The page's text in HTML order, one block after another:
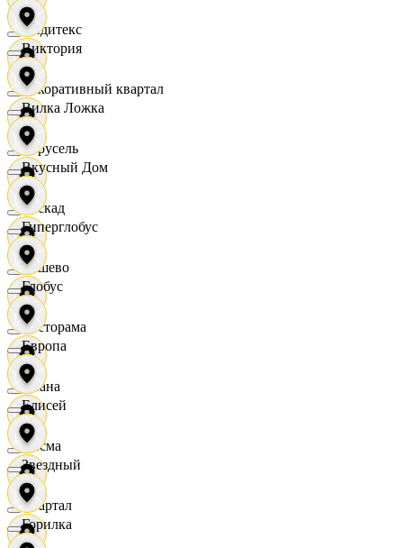
Индитекс
Декоративный квартал
Карусель
Каскад
Дёшево
Касторама
Диана
Дисма
Квартал
Виктория
Вилка Ложка
Вкусный Дом
Гиперглобус
Глобус
Европа
Елисей
Звездный
Горилка